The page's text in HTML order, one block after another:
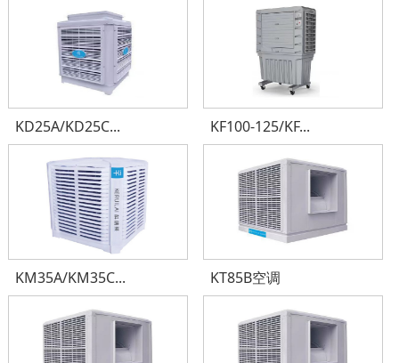
KD25A/KD25C... KF100-125/KF...
KM35A/KM35C... KT85B空调